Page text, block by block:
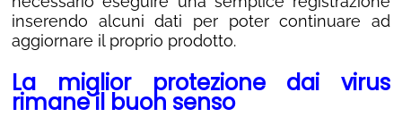
inserendo alcuni dati per poter continuare ad
aggiornare il proprio prodotto.
La miglior protezione dai virus
rimane il buon senso